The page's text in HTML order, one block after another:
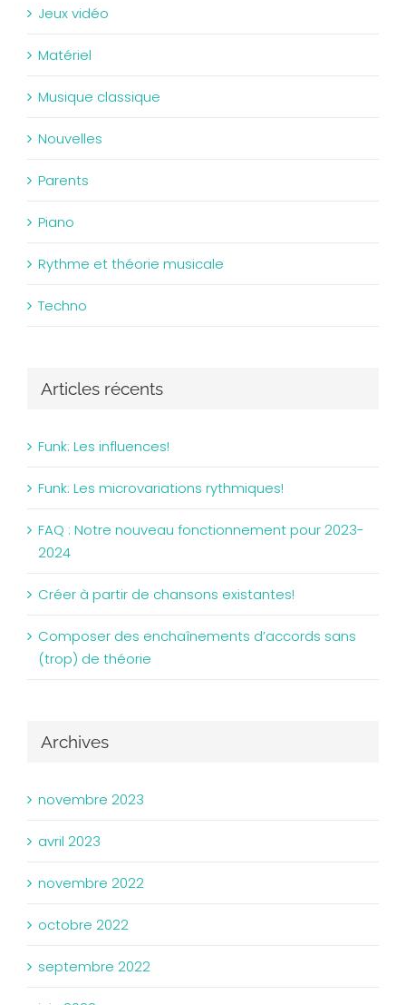
Jeux vidéo
Matériel
Musique classique
Nouvelles
Parents
Piano
Rythme et théorie musicale
Techno
Articles récents
Funk: Les influences!
Funk: Les microvariations rythmiques!
FAQ : Notre nouveau fonctionnement pour 2023-
2024
Créer à partir de chansons existantes!
Composer des enchaînements d’accords sans
(trop) de théorie
Archives
novembre 2023
avril 2023
novembre 2022
octobre 2022
septembre 2022